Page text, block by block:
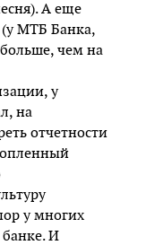
А еще
(у МТБ Банка,
чем на
у
на
отчетности
у многих
И